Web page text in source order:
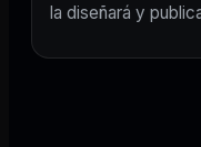
la diseñará y